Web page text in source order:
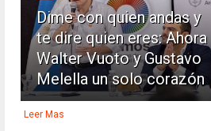
Dime con quien andas y
te dire quien eres: Ahora
Walter Vuoto y Gustavo
Melella un solo corazón
Leer Mas